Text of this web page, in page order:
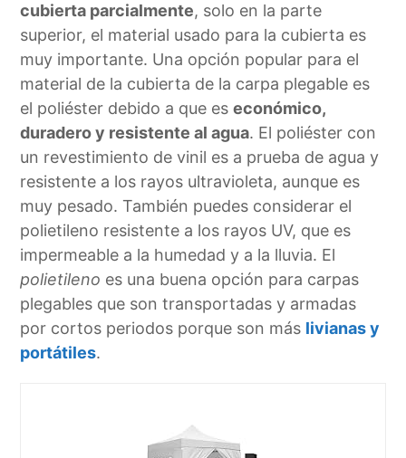
cubierta parcialmente, solo en la parte
superior, el material usado para la cubierta es
muy importante. Una opción popular para el
material de la cubierta de la carpa plegable es
el poliéster debido a que eseconómico,
duradero y resistente al agua. El poliéster con
un revestimiento de vinil es a prueba de agua y
resistente a los rayos ultravioleta, aunque es
muy pesado. También puedes considerar el
polietileno resistente a los rayos UV, que es
impermeable a la humedad y a la lluvia. El
polietileno es una buena opción para carpas
plegables que son transportadas y armadas
por cortos periodos porque son más livianas y
portátiles.